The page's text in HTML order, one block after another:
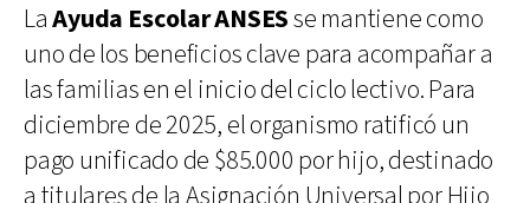
LaAyuda Escolar ANSESse mantiene como
uno de los beneficios clave para acompañar a
las familias en el inicio del ciclo lectivo. Para
diciembre de 2025, el organismo ratificó un
pago unificado de $85.000 por hijo, destinado
a titulares de la Asignación Universal por Hijo